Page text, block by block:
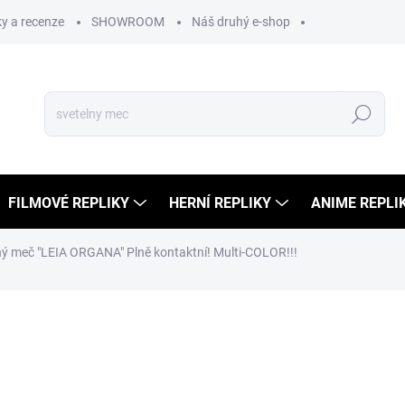
a recenze SHOWROOM Náš druhý e-shop
Hledat
FILMOVÉ REPLIKY HERNÍ REPLIKY ANIME
meč "LEIA ORGANA" Plně kontaktní! Multi-COLOR!!!